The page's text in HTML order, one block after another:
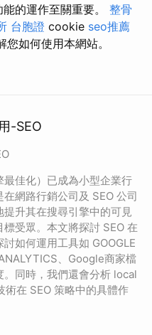
的運作至關重要。 整骨
台胞證 cookie seo推薦
如何使用本網站。
-SEO
佳化）已成為小型企業行
網路行銷公司及 SEO 公司
升其在搜尋引擎中的可見
受眾。本文將探討 SEO 在
如何運用工具如 GOOGLE
、Google商家檔
同時，我們還會分析 local
在 SEO 策略中的具體作